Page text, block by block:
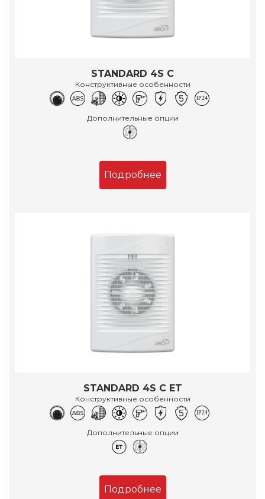
STANDARD 4S C
Конструктивные особенности
Дополнительные опции
Подробнее
STANDARD 4S C ET
Конструктивные особенности
Дополнительные опции
Подробнее